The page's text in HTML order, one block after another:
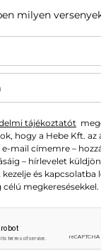
milyen
tájékoztatót
hogy a Hebe Kft. az
mail címemre –
– hírlevelet
és kapcsolatba
megkeresésekkel.